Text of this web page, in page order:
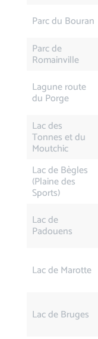
Parc du Bouran
Parc de
Romainville
Lagune route
du Porge
Lac des
Tonnes et du
Moutchic
Lac de Bègles
(Plaine des
Sports)
Lac de
Padouens
Lac de Marotte
Lac de Bruges